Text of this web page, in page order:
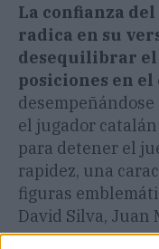
La confianza
radica en su
desequilibrar el
posiciones en el
el jugador
para detener el
rapidez, una
figuras
David Silva, Juan